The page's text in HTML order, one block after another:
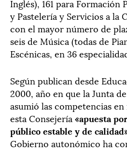
Inglés), 161 para Formación
y Pastelería y Servicios a la
con el mayor número de
seis de Música (todas de
Escénicas, en 36
Según publican desde
2000, año en que la Junta
asumió las competencias
esta Consejería «apuesta
público estable y de
Gobierno autonómico ha